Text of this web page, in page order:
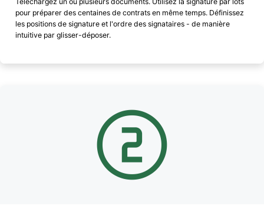
pour préparer des centaines de contrats en même temps. Définissez
les positions de signature et l'ordre des signataires - de manière
intuitive par glisser-déposer.